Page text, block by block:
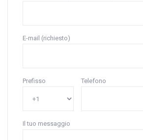
E-mail (richiesto)
Prefisso Telefono
Il tuo messaggio